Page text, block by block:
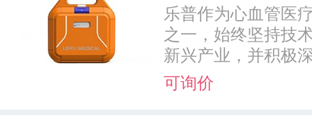
乐普作为心血管医
之一，始终坚持技
新兴产业，并积极
可询价